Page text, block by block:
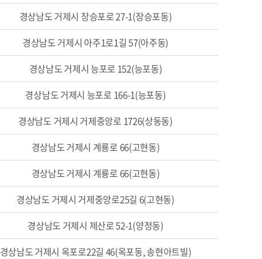
경상남도 거제시 장승포로 27-1(장승포동)
경상남도 거제시 아주1로1길 57(아주동)
경상남도 거제시 능포로 152(능포동)
경상남도 거제시 능포로 166-1(능포동)
경상남도 거제시 거제중앙로 1726(상동동)
경상남도 거제시 계룡로 66(고현동)
경상남도 거제시 계룡로 66(고현동)
경상남도 거제시 거제중앙로25길 6(고현동)
경상남도 거제시 제산로 52-1(양정동)
경상남도 거제시 옥포로22길 46(옥포동, 송현아트빌)